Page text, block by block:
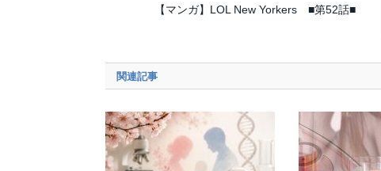
【マンガ】LOL New Yorkers ■第52話■
関連記事